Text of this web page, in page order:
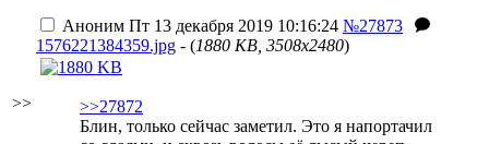
>>
Аноним Пт 13 декабря 2019 10:16:24 №27873
1576221384359.jpg - (1880 KB, 3508x2480)
>>27872
Блин, только сейчас заметил. Это я напортачил